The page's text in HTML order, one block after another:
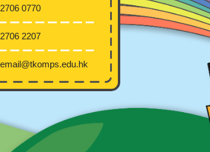
2706 0770
2706 2207
email@tkomps.edu.hk